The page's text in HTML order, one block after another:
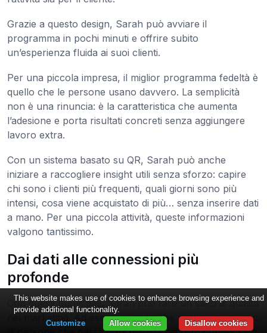
Grazie a questo design, Sarah può avviare il
programma in pochi minuti e offrire subito
un’esperienza fluida ai suoi clienti.
Per una piccola impresa, il miglior programma fedeltà è
quello che le persone usano davvero. La semplicità
non è una rinuncia: è la caratteristica che aumenta
l’adesione e porta risultati concreti senza aggiungere
lavoro extra.
Con un sistema basato su QR, Sarah può anche
iniziare a raccogliere insight utili senza sforzo: capire
chi sono i clienti più frequenti, quali giorni sono più
intensi, cosa viene acquistato di più… senza inserire dati
a mano. Per una piccola attività, queste informazioni
valgono tantissimo.
Dai dati alle connessioni più
profonde
Con questi nuovi dati, Sarah può fare un salto di qualità
nel marketing. Ad esempio, potrebbe notare un gruppo
This website makes use of cookies to enhance browsing experience and
provide additional functionality.
Disallow cookies
Allow cookies
Customize